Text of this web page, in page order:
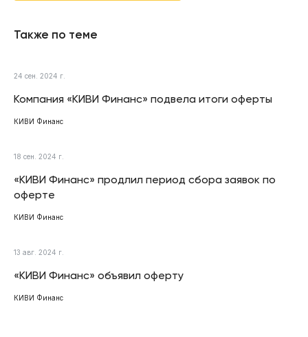
Также по теме
24 сен. 2024 г.
Компания «КИВИ Финанс» подвела итоги оферты
КИВИ Финанс
18 сен. 2024 г.
«КИВИ Финанс» продлил период сбора заявок по
оферте
КИВИ Финанс
13 авг. 2024 г.
«КИВИ Финанс» объявил оферту
КИВИ Финанс